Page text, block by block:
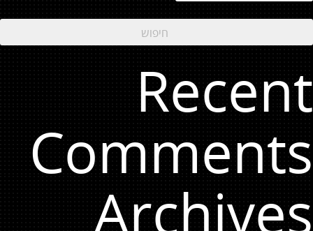
Recent
Comments
Archives